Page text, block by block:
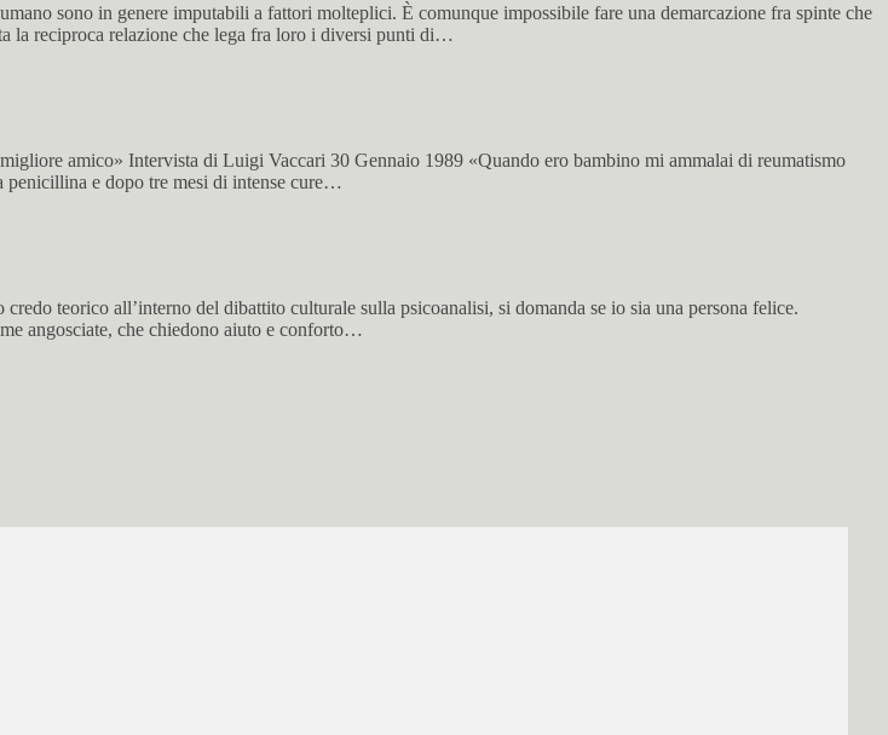
sono in genere imputabili a fattori molteplici. È comunque impossibile fare una demarcazione fra spinte che
la reciproca relazione che lega fra loro i diversi punti di…
amico» Intervista di Luigi Vaccari 30 Gennaio 1989 «Quando ero bambino mi ammalai di reumatismo
penicillina e dopo tre mesi di intense cure…
teorico all’interno del dibattito culturale sulla psicoanalisi, si domanda se io sia una persona felice.
angosciate, che chiedono aiuto e conforto…